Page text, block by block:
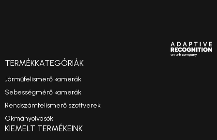
TERMÉKKATEGÓRIÁK
Járműfelismerő kamerák
Sebességmérő kamerák
Rendszámfelismerő szoftverek
Okmányolvasók
KIEMELT TERMÉKEINK